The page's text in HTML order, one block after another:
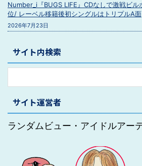
Number_i『BUGS LIFE』CDなしで激戦ビ
位/ レーベル移籍後初シングルはトリプルA面
2026年7月23日
サイト内検索
サイト運営者
ランダムビュー・アイドルアー